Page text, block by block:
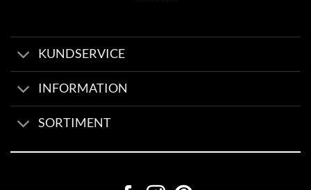
KUNDSERVICE
INFORMATION
SORTIMENT